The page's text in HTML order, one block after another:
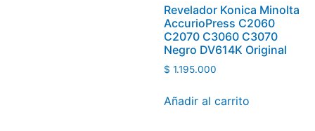
Revelador Konica Minolta
AccurioPress C2060
C2070 C3060 C3070
Negro DV614K Original
$ 1.195.000
Añadir al carrito